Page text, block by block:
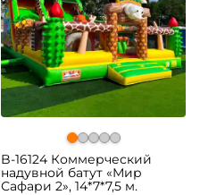
B-16124 Коммерческий
надувной батут «Мир
Сафари 2», 14*7*7,5 м.